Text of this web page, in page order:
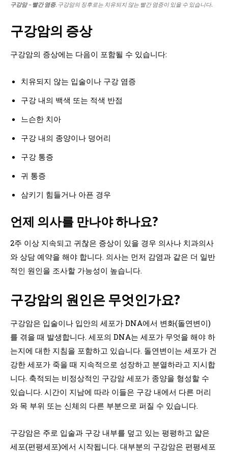
구강암 – 빨간 염증. 구강암의 징후로는 치유되지 않는 빨간 염증이 있을 수 있습니다.
구강암의 증상
구강암의 증상에는 다음이 포함될 수 있습니다:
치유되지 않는 입술이나 구강 염증
구강 내의 백색 또는 적색 반점
느슨한 치아
구강 내의 종양이나 덩어리
구강 통증
귀 통증
삼키기 힘들거나 아픈 경우
언제 의사를 만나야 하나요?
2주 이상 지속되고 귀찮은 증상이 있을 경우 의사나 치과의사
와 상담 예약을 해야 합니다. 의사는 먼저 감염과 같은 더 일반
적인 원인을 조사할 가능성이 높습니다.
구강암의 원인은 무엇인가요?
구강암은 입술이나 입안의 세포가 DNA에서 변화(돌연변이)
를 겪을 때 발생합니다. 세포의 DNA는 세포가 무엇을 해야 하
는지에 대한 지침을 포함하고 있습니다. 돌연변이는 세포가 건
강한 세포가 죽을 때 지속적으로 성장하고 분열하라고 지시합
니다. 축적되는 비정상적인 구강암 세포가 종양을 형성할 수
있습니다. 시간이 지남에 따라 이들은 구강 내에서 다른 머리
와 목 부위 또는 신체의 다른 부분으로 퍼질 수 있습니다.
구강암은 주로 입술과 구강 내부를 덮고 있는 평평하고 얇은
세포(편평세포)에서 시작됩니다. 대부분의 구강암은 편평세포